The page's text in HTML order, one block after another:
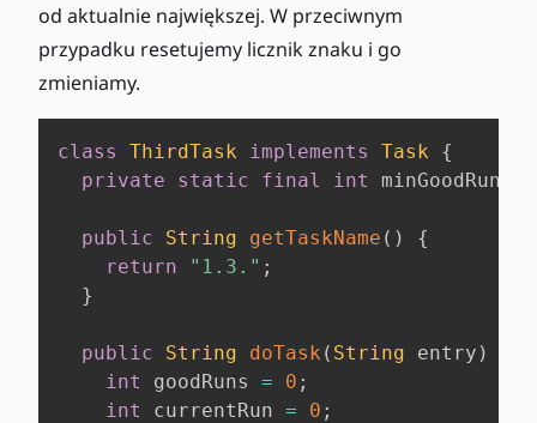
od aktualnie największej. W przeciwnym
przypadku resetujemy licznik znaku i go
zmieniamy.
class ThirdTask implements Task
{
private
static final int minGoodRun
public String getTaskName ( )
{
return
"1.3." ;
}
public String doTask ( String entry )
int
goodRuns = 0 ;
int
currentRun = 0 ;